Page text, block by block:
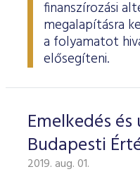
finanszírozási
megalapításra
a folyamatot
elősegíteni.
Emelkedés
Budapesti
2019. aug. 01.